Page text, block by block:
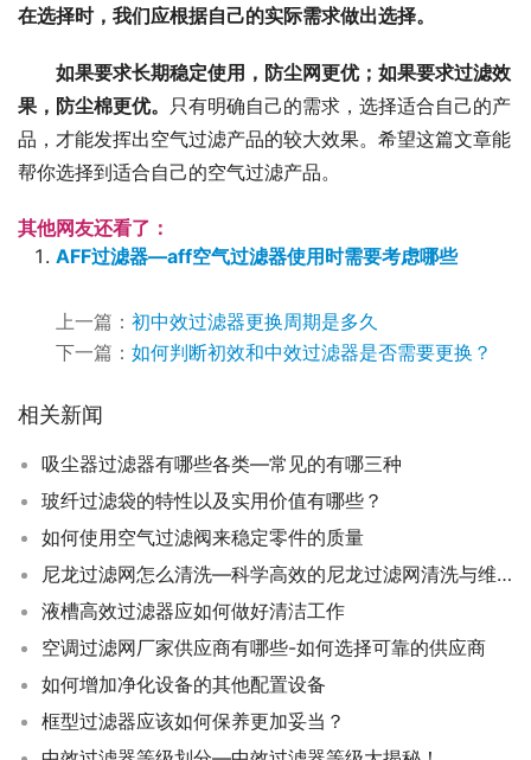
在选择时，我们应根据自己的实际需求做出选择。
如果要求长期稳定使用，防尘网更优；如果要求过滤效
果，防尘棉更优。 只有明确自己的需求，选择适合自己的产
品，才能发挥出空气过滤产品的较大效果。希望这篇文章能
帮你选择到适合自己的空气过滤产品。
其他网友还看了：
AFF过滤器—aff空气过滤器使用时需要考虑哪些
上一篇： 初中效过滤器更换周期是多久
下一篇： 如何判断初效和中效过滤器是否需要更换？
相关新闻
吸尘器过滤器有哪些各类—常见的有哪三种
玻纤过滤袋的特性以及实用价值有哪些？
如何使用空气过滤阀来稳定零件的质量
尼龙过滤网怎么清洗—科学高效的尼龙过滤网清洗与维护技巧
液槽高效过滤器应如何做好清洁工作
空调过滤网厂家供应商有哪些-如何选择可靠的供应商
如何增加净化设备的其他配置设备
框型过滤器应该如何保养更加妥当？